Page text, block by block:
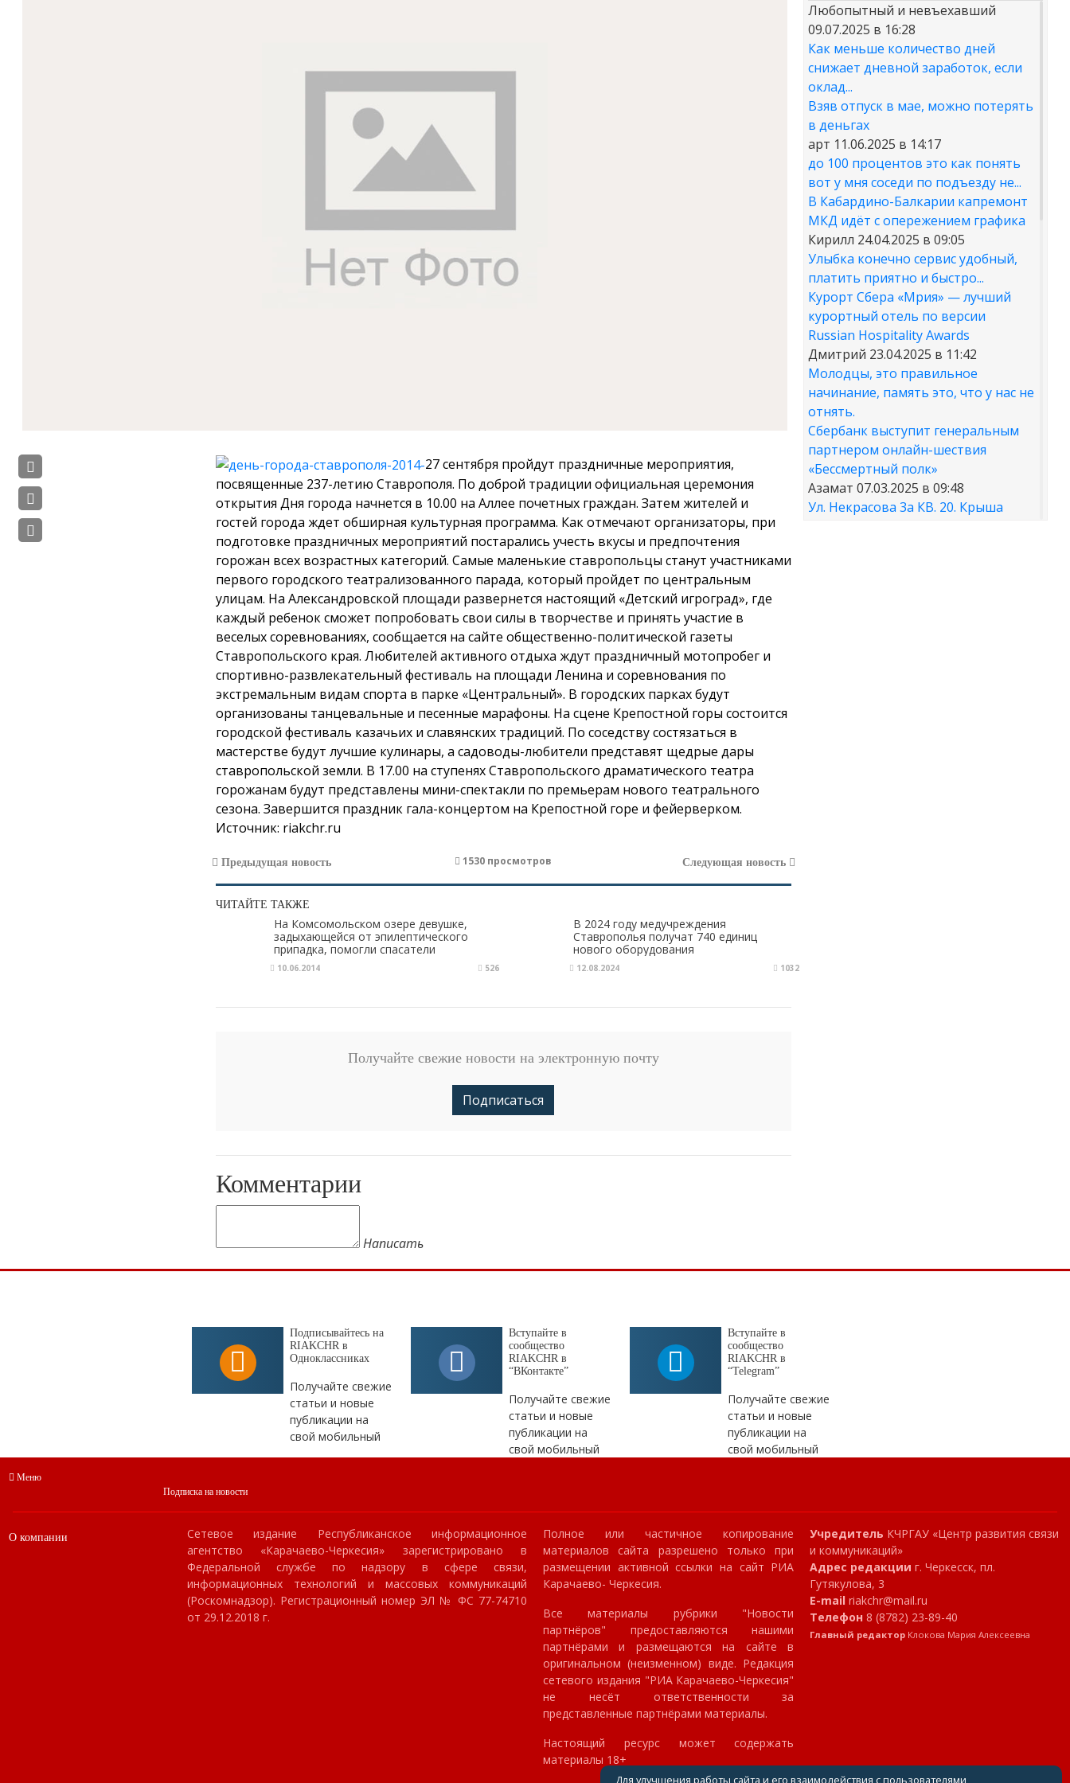
27 сентября пройдут праздничные мероприятия,
посвященные 237-летию Ставрополя. По доброй традиции официальная церемония
открытия Дня города начнется в 10.00 на Аллее почетных граждан. Затем жителей и
гостей города ждет обширная культурная программа. Как отмечают организаторы, при
подготовке праздничных мероприятий постарались учесть вкусы и предпочтения
горожан всех возрастных категорий. Самые маленькие ставропольцы станут участниками
первого городского театрализованного парада, который пройдет по центральным
улицам. На Александровской площади развернется настоящий «Детский игроград», где
каждый ребенок сможет попробовать свои силы в творчестве и принять участие в
веселых соревнованиях, сообщается на сайте общественно-политической газеты
Ставропольского края. Любителей активного отдыха ждут праздничный мотопробег и
спортивно-развлекательный фестиваль на площади Ленина и соревнования по
экстремальным видам спорта в парке «Центральный». В городских парках будут
организованы танцевальные и песенные марафоны. На сцене Крепостной горы состоится
городской фестиваль казачьих и славянских традиций. По соседству состязаться в
мастерстве будут лучшие кулинары, а садоводы-любители представят щедрые дары
ставропольской земли. В 17.00 на ступенях Ставропольского драматического театра
горожанам будут представлены мини-спектакли по премьерам нового театрального
сезона. Завершится праздник гала-концертом на Крепостной горе и фейерверком.
Источник: riakchr.ru
Предыдущая новость 1530 просмотров Следующая новость
ЧИТАЙТЕ ТАКЖЕ
На Комсомольском озере девушке,
задыхающейся от эпилептического
припадка, помогли спасатели
10.06.2014 526
В 2024 году медучреждения
Ставрополья получат 740 единиц
нового оборудования
12.08.2024 1032
Получайте свежие новости на электронную почту
Подписаться
Комментарии
Написать
Любопытный и невъехавший
09.07.2025 в 16:28
Как меньше количество дней
снижает дневной заработок, если
оклад...
Взяв отпуск в мае, можно потерять
в деньгах
арт 11.06.2025 в 14:17
до 100 процентов это как понять
вот у мня соседи по подъезду не...
В Кабардино-Балкарии капремонт
МКД идёт с опережением графика
Кирилл 24.04.2025 в 09:05
Улыбка конечно сервис удобный,
платить приятно и быстро...
Курорт Сбера «Мрия» — лучший
курортный отель по версии
Russian Hospitality Awards
Дмитрий 23.04.2025 в 11:42
Молодцы, это правильное
начинание, память это, что у нас не
отнять.
Сбербанк выступит генеральным
партнером онлайн-шествия
«Бессмертный полк»
Азамат 07.03.2025 в 09:48
Ул. Некрасова 3а КВ. 20. Крыша
Подписывайтесь на
RIAKCHR в
Одноклассниках
Получайте свежие
статьи и новые
публикации на
свой мобильный
Вступайте в
сообщество
RIAKCHR в
“ВКонтакте”
Получайте свежие
статьи и новые
публикации на
свой мобильный
Вступайте в
сообщество
RIAKCHR в
“Telegram”
Получайте свежие
статьи и новые
публикации на
свой мобильный
Меню
Подписка на новости
О компании
Сетевое издание Республиканское информационное
агентство «Карачаево-Черкесия» зарегистрировано в
Федеральной службе по надзору в сфере связи,
информационных технологий и массовых коммуникаций
(Роскомнадзор). Регистрационный номер ЭЛ № ФС 77-74710
от 29.12.2018 г.
Полное или частичное копирование
материалов сайта разрешено только при
размещении активной ссылки на сайт РИА
Карачаево- Черкесия.
Все материалы рубрики "Новости
партнёров" предоставляются нашими
партнёрами и размещаются на сайте в
оригинальном (неизменном) виде. Редакция
сетевого издания "РИА Карачаево-Черкесия"
не несёт ответственности за
представленные партнёрами материалы.
Настоящий ресурс может содержать
материалы 18+
Учредитель КЧРГАУ «Центр развития связи
и коммуникаций»
Адрес редакции г. Черкесск, пл.
Гутякулова, 3
E-mail riakchr@mail.ru
Телефон 8 (8782) 23-89-40
Главный редактор Клокова Мария Алексеевна
Для улучшения работы сайта и его взаимодействия с пользователями